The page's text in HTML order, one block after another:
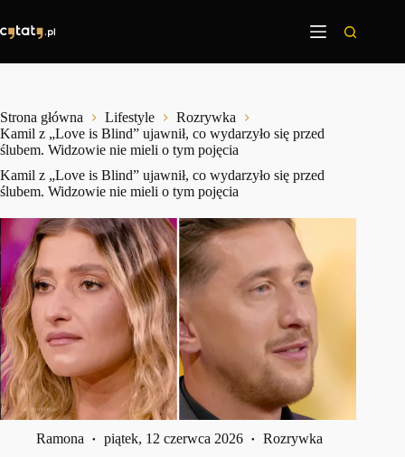
treści
Strona główna Lifestyle
Rozrywka
Kamil z „Love is Blind” ujawnił, co wydarzyło się przed
ślubem. Widzowie nie mieli o tym pojęcia
Kamil z „Love is Blind” ujawnił, co wydarzyło się przed
ślubem. Widzowie nie mieli o tym pojęcia
Ramona piątek, 12 czerwca 2026 Rozrywka